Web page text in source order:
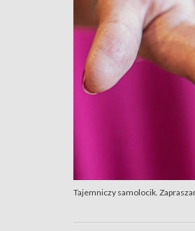
Tajemniczy samolocik.